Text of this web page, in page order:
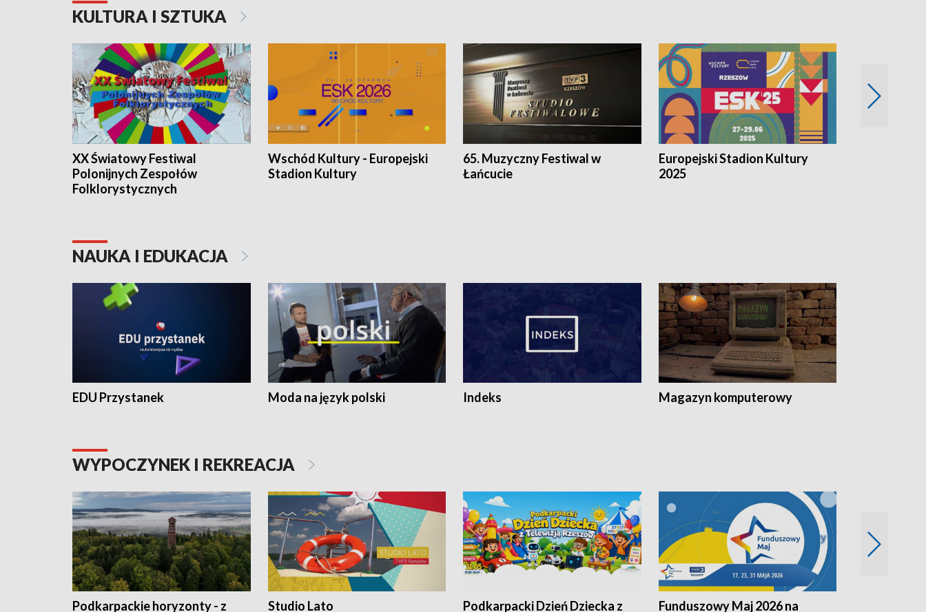
KULTURA I SZTUKA
XX Światowy Festiwal
Polonijnych Zespołów
Folklorystycznych
Wschód Kultury - Europejski
Stadion Kultury
65. Muzyczny Festiwal w
Łańcucie
Europejski Stadion Kultury
2025
NAUKA I EDUKACJA
EDU Przystanek Moda na język polski Indeks Magazyn komputerowy
WYPOCZYNEK I REKREACJA
Podkarpackie horyzonty - z Studio Lato Podkarpacki Dzień Dziecka z Funduszowy Maj 2026 na